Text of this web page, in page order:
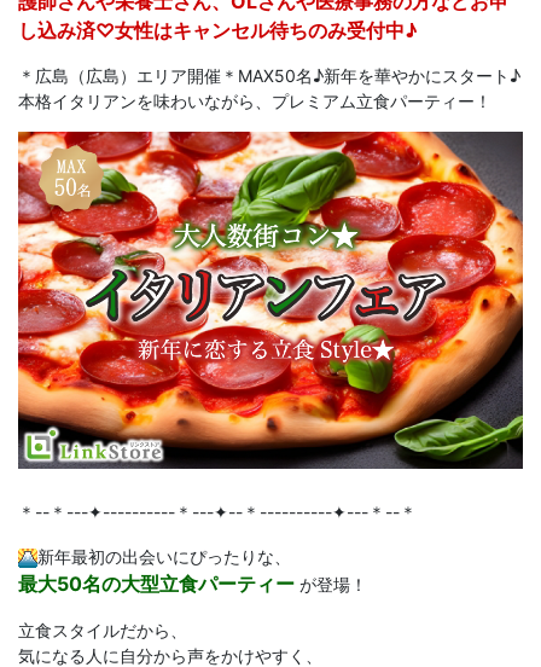
し込み済♡女性はキャンセル待ちのみ受付中♪
＊広島（広島）エリア開催＊MAX50名♪新年を華やかにスタート♪
本格イタリアンを味わいながら、プレミアム立食パーティー！
＊--＊---✦----------＊---✦--＊----------✦---＊--＊
新年最初の出会いにぴったりな、
最大50名の大型立食パーティー が登場！
立食スタイルだから、
気になる人に自分から声をかけやすく、